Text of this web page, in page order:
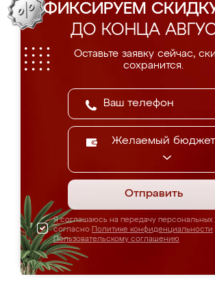
ФИКСИРУЕМ
ДО КОНЦА
Оставьте заявку сейчас,
сохранится.
Желаемый бюджет
Отправить
Я соглашаюсь на передачу персональных
согласно Политике конфиденциальности
Пользовательскому соглашению